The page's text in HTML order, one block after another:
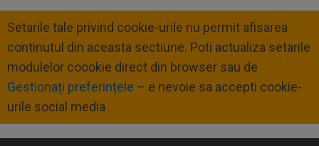
Setarile tale privind cookie-urile nu permit afisarea
continutul din aceasta sectiune. Poti actualiza setarile
modulelor coookie direct din browser sau de
Gestionați preferințele – e nevoie sa accepti cookie-
urile social media